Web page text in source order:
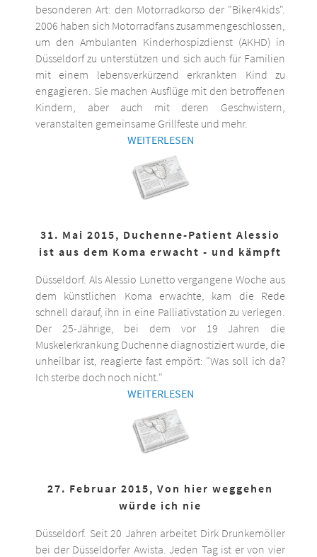
besonderen Art: den Motorradkorso der "Biker4kids".
2006 haben sich Motorradfans zusammengeschlossen,
um den Ambulanten Kinderhospizdienst (AKHD) in
Düsseldorf zu unterstützen und sich auch für Familien
mit einem lebensverkürzend erkrankten Kind zu
engagieren. Sie machen Ausflüge mit den betroffenen
Kindern, aber auch mit deren Geschwistern,
veranstalten gemeinsame Grillfeste und mehr.
WEITERLESEN
31. Mai 2015, Duchenne-Patient Alessio
ist aus dem Koma erwacht - und kämpft
Düsseldorf. Als Alessio Lunetto vergangene Woche aus
dem künstlichen Koma erwachte, kam die Rede
schnell darauf, ihn in eine Palliativstation zu verlegen.
Der 25-Jährige, bei dem vor 19 Jahren die
Muskelerkrankung Duchenne diagnostiziert wurde, die
unheilbar ist, reagierte fast empört: "Was soll ich da?
Ich sterbe doch noch nicht."
WEITERLESEN
27. Februar 2015, Von hier weggehen
würde ich nie
Düsseldorf. Seit 20 Jahren arbeitet Dirk Drunkemöller
bei der Düsseldorfer Awista. Jeden Tag ist er von vier